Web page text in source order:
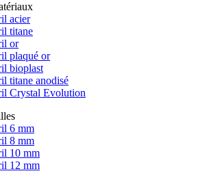
acier
titane
or
plaqué or
bioplast
titane anodisé
Crystal Evolution
6 mm
8 mm
10 mm
12 mm